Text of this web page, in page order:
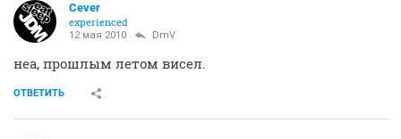
Cever
experienced
12 мая 2010 DmV
неа, прошлым летом висел.
ОТВЕТИТЬ